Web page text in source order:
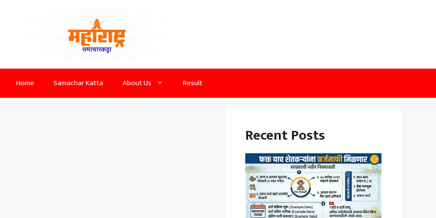
Home Samachar Katta About Us Result
Recent Posts